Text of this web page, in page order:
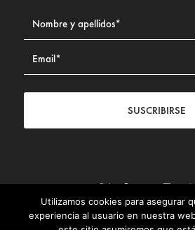
SUSCRIBIRSE
Contacto|Aviso legal| Política de
Cookies
Utilizamos cookies para asegurar
experiencia al usuario en nuestra